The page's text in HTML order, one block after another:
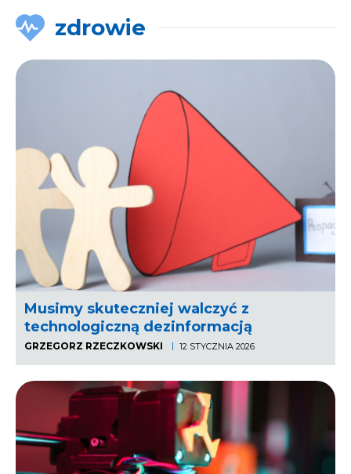
zdrowie
Musimy skuteczniej walczyć z
technologiczną dezinformacją
GRZEGORZ RZECZKOWSKI 12 STYCZNIA 2026